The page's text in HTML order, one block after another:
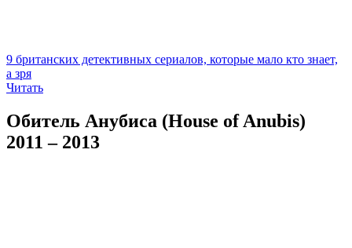
9 британских детективных сериалов, которые мало кто знает,
а зря
Читать
Обитель Анубиса (House of Anubis)
2011 – 2013